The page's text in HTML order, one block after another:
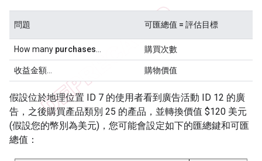
問題 可匯總值 = 評估目標
How many purchases 購買次數
收益金額… 購物價值
假設位於地理位置 ID 7 的使用者看到廣告活動 ID 12 的廣
告，之後購買產品類別 25 的產品，並轉換價值 $120 美元
(假設您的幣別為美元)，您可能會設定如下的匯總鍵和可匯
總值：